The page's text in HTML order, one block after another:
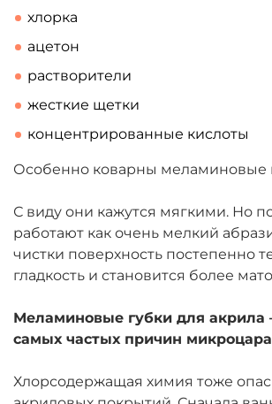
хлорка
ацетон
растворители
жесткие щетки
концентрированные кислоты
Особенно коварны меламиновые
С виду они кажутся мягкими. Но
работают как очень мелкий
чистки поверхность постепенно
гладкость и становится более
Меламиновые губки для акрила
самых частых причин
Хлорсодержащая химия тоже